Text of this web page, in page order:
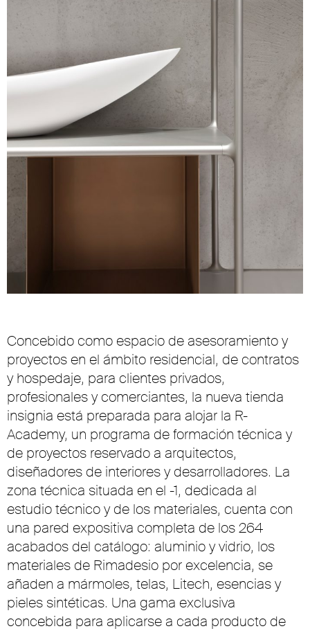
Concebido como espacio de asesoramiento y
proyectos en el ámbito residencial, de contratos
y hospedaje, para clientes privados,
profesionales y comerciantes, la nueva tienda
insignia está preparada para alojar la R-
Academy, un programa de formación técnica y
de proyectos reservado a arquitectos,
diseñadores de interiores y desarrolladores. La
zona técnica situada en el -1, dedicada al
estudio técnico y de los materiales, cuenta con
una pared expositiva completa de los 264
acabados del catálogo: aluminio y vidrio, los
materiales de Rimadesio por excelencia, se
añaden a mármoles, telas, Litech, esencias y
pieles sintéticas. Una gama exclusiva
concebida para aplicarse a cada producto de